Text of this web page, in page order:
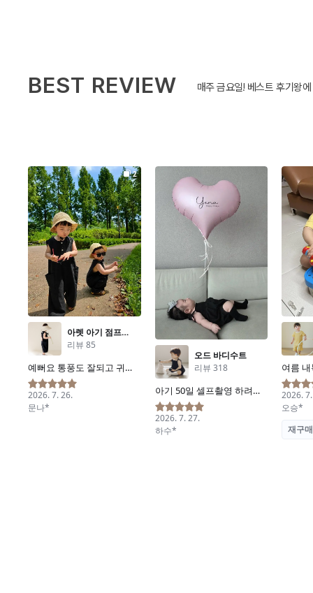
BEST REVIEW 매주 금요일! 베스트 후기왕